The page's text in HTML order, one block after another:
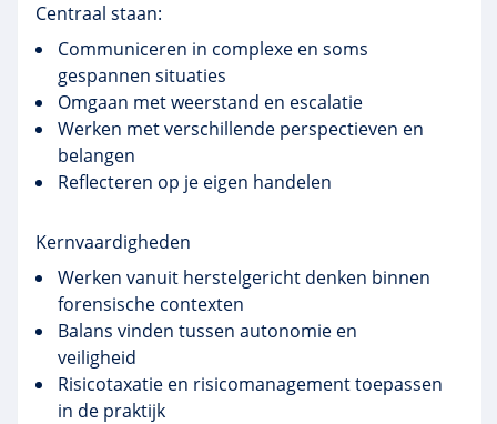
Centraal staan:
Communiceren in complexe en soms
gespannen situaties
Omgaan met weerstand en escalatie
Werken met verschillende perspectieven en
belangen
Reflecteren op je eigen handelen
Kernvaardigheden
Werken vanuit herstelgericht denken binnen
forensische contexten
Balans vinden tussen autonomie en
veiligheid
Risicotaxatie en risicomanagement toepassen
in de praktijk